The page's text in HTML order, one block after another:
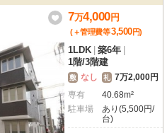
7万4,000円
(＋管理費等3,500円)
1LDK 築6年
1階/3階建
敷 なし 礼 7万2,000円
専有
40.68m²
駐車場
あり(5,500円/
台)